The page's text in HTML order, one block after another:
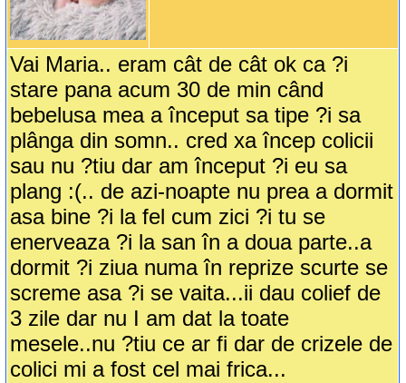
Vai Maria.. eram cât de cât ok ca ?i
stare pana acum 30 de min când
bebelusa mea a început sa tipe ?i sa
plânga din somn.. cred xa încep colicii
sau nu ?tiu dar am început ?i eu sa
plang :(.. de azi-noapte nu prea a dormit
asa bine ?i la fel cum zici ?i tu se
enerveaza ?i la san în a doua parte..a
dormit ?i ziua numa în reprize scurte se
screme asa ?i se vaita...ii dau colief de
3 zile dar nu I am dat la toate
mesele..nu ?tiu ce ar fi dar de crizele de
colici mi a fost cel mai frica...